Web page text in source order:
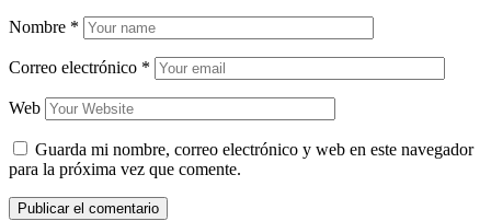
Nombre *
Correo electrónico *
Web
Guarda mi nombre, correo electrónico y web en este navegador
para la próxima vez que comente.